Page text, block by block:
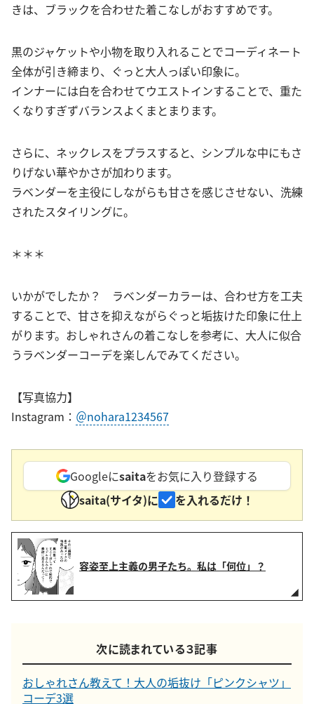
きは、ブラックを合わせた着こなしがおすすめです。
黒のジャケットや小物を取り入れることでコーディネート
全体が引き締まり、ぐっと大人っぽい印象に。
インナーには白を合わせてウエストインすることで、重た
くなりすぎずバランスよくまとまります。
さらに、ネックレスをプラスすると、シンプルな中にもさ
りげない華やかさが加わります。
ラベンダーを主役にしながらも甘さを感じさせない、洗練
されたスタイリングに。
＊＊＊
いかがでしたか？ ラベンダーカラーは、合わせ方を工夫
することで、甘さを抑えながらぐっと垢抜けた印象に仕上
がります。おしゃれさんの着こなしを参考に、大人に似合
うラベンダーコーデを楽しんでみてください。
【写真協力】
Instagram： ＠nohara1234567
Googleにsaitaをお気に入り登録する
saita(サイタ)に
を入れるだけ！
容姿至上主義の男子たち。私は「何位」？
次に読まれている３記事
おしゃれさん教えて！大人の垢抜け「ピンクシャツ」
コーデ3選